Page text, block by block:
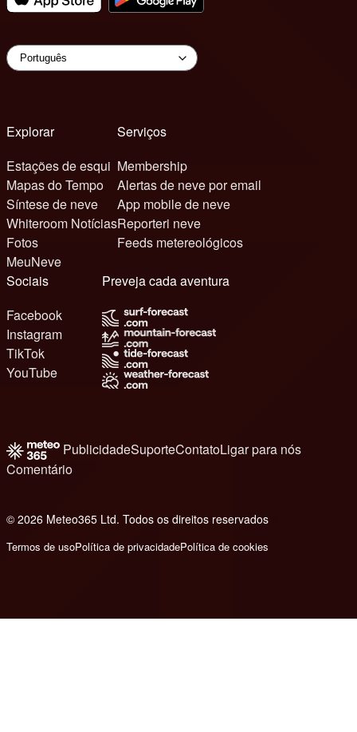
Explorar
Estações de esqui
Mapas do Tempo
Síntese de neve
Whiteroom Notícias
Fotos
MeuNeve
Serviços
Membership
Alertas de neve por email
App mobile de neve
Reporteri neve
Feeds metereológicos
Sociais
Facebook
Instagram
TikTok
YouTube
Preveja cada aventura
PublicidadeSuporteContatoLigar para nós
Comentário
© 2026 Meteo365 Ltd. Todos os direitos reservados
Termos de usoPolítica de privacidadePolítica de cookies